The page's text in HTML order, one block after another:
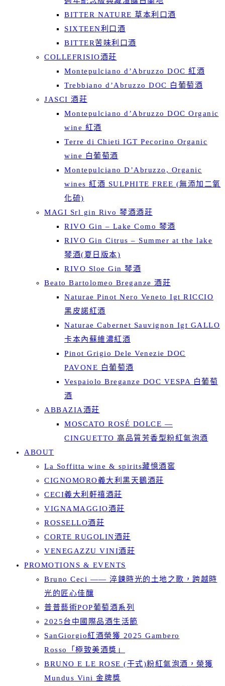
BITTER NATURE 草本利口酒
SIXTEEN利口酒
BITTER苦味利口酒
COLLEFRISIO酒莊
Montepulciano d’Abruzzo DOC 紅酒
Trebbiano d’Abruzzo DOC 白葡萄酒
JASCI 酒莊
Montepulciano d’Abruzzo DOC Organic
wine 紅酒
Terre di Chieti IGT Pecorino Organic
wine 白葡萄酒
Montepulciano D’Abruzzo, Organic
wines 紅酒 SULPHITE FREE (無添加二氧
化硫)
MAGI Srl gin Rivo 琴酒酒莊
RIVO Gin – Lake Como 琴酒
RIVO Gin Citrus – Summer at the lake
琴酒(夏日版本)
RIVO Sloe Gin 琴酒
Beato Bartolomeo Breganze 酒莊
Naturae Pinot Nero Veneto Igt RICCIO
黑皮諾紅酒
Naturae Cabernet Sauvignon Igt GALLO
卡本內蘇維濃紅酒
Pinot Grigio Dele Venezie DOC
PAVONE 白葡萄酒
Vespaiolo Breganze DOC VESPA 白葡萄
酒
ABBAZIA酒莊
MOSCATO ROSÉ DOLCE —
CINGUETTO 高品質芳香型粉紅氣泡酒
ABOUT
La Soffitta wine & spirits藏憶酒窖
CIGNOMORO義大利黑天鵝酒莊
CECI義大利軒禧酒莊
VIGNAMAGGIO酒莊
ROSSELLO酒莊
CORTE RUGOLIN酒莊
VENEGAZZU VINI酒莊
PROMOTIONS & EVENTS
Bruno Ceci —— 淬鍊時光的土地之歌，跨越時
光的匠心佳釀
普普藝術POP葡萄酒系列
2025台中國際品酒生活節
SanGiorgio紅酒榮獲 2025 Gambero
Rosso「極致美酒獎」
BRUNO E LE ROSE (干式)粉紅氣泡酒，榮獲
Mundus Vini 金牌獎